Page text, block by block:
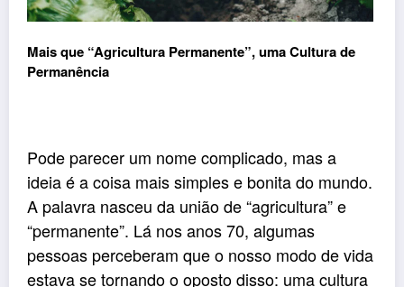
Mais que “Agricultura Permanente”, uma Cultura de
Permanência
Pode parecer um nome complicado, mas a
ideia é a coisa mais simples e bonita do mundo.
A palavra nasceu da união de “agricultura” e
“permanente”. Lá nos anos 70, algumas
pessoas perceberam que o nosso modo de vida
estava se tornando o oposto disso: uma cultura